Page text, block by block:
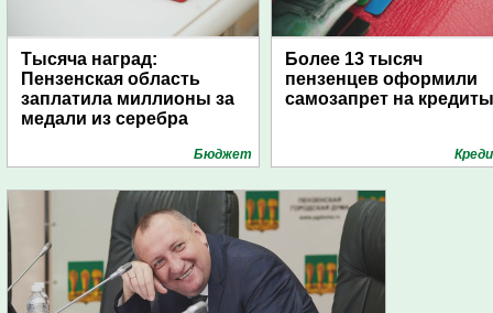
Тысяча наград:
Пензенская область
заплатила миллионы за
медали из серебра
Бюджет
Более 13 тысяч
пензенцев оформили
самозапрет на кредиты